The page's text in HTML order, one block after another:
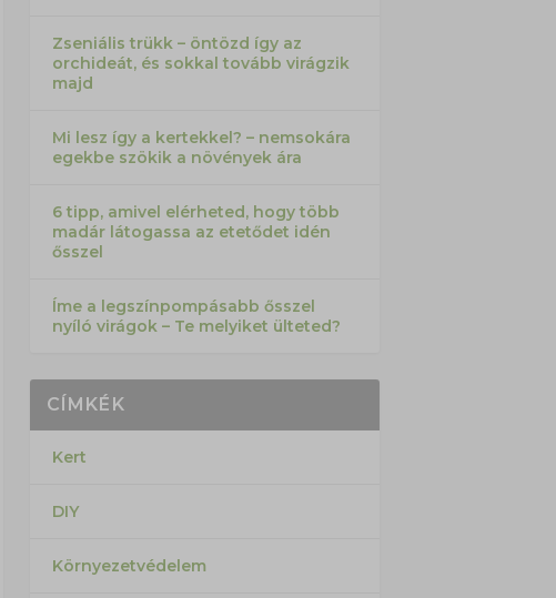
Zseniális trükk – öntözd így az
orchideát, és sokkal tovább virágzik
majd
Mi lesz így a kertekkel? – nemsokára
egekbe szökik a növények ára
6 tipp, amivel elérheted, hogy több
madár látogassa az etetődet idén
ősszel
Íme a legszínpompásabb ősszel
nyíló virágok – Te melyiket ülteted?
CÍMKÉK
Kert
DIY
Környezetvédelem